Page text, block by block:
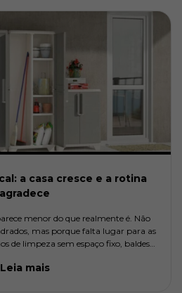
a casa cresce e a rotina
agradece
menor do que realmente é. Não
mas porque falta lugar para as
de limpeza sem espaço fixo, baldes
nunc
Leia mais